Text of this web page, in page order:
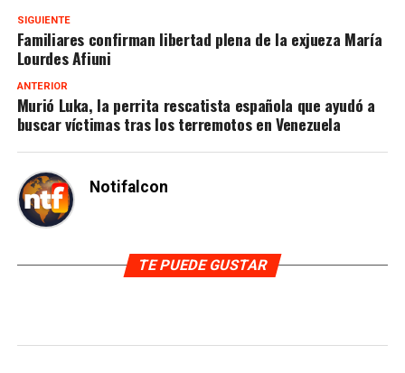
SIGUIENTE
Familiares confirman libertad plena de la exjueza María
Lourdes Afiuni
ANTERIOR
Murió Luka, la perrita rescatista española que ayudó a
buscar víctimas tras los terremotos en Venezuela
Notifalcon
TE PUEDE GUSTAR